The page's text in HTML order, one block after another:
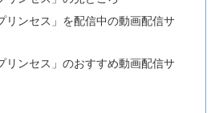
リンセス」を配信中の動画配信サ
リンセス」のおすすめ動画配信サ